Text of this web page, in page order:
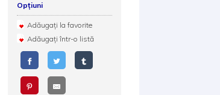
Opțiuni
Adăugați la favorite
Adăugați într-o listă